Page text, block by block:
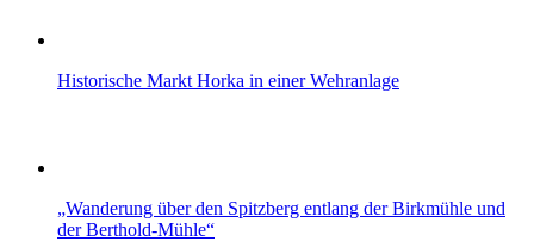
Historische Markt Horka in einer Wehranlage
„Wanderung über den Spitzberg entlang der Birkmühle und
der Berthold-Mühle“